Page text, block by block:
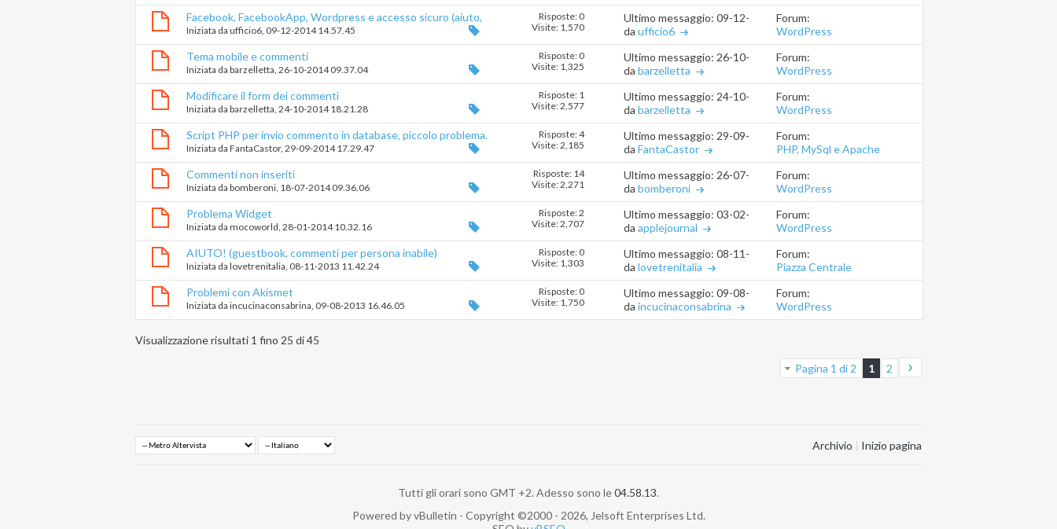
Facebook, FacebookApp, Wordpress e accesso sicuro (aiuto,
ho fatto un casino)
Iniziata da ufficio6 ‎, 09-12-2014 14.57.45
Risposte: 0
Visite: 1,570
Ultimo messaggio: 09-12-201414.57.45
da ufficio6
Forum:
WordPress
Tema mobile e commenti
Iniziata da barzelletta ‎, 26-10-2014 09.37.04
Risposte: 0
Visite: 1,325
Ultimo messaggio: 26-10-201409.37.04
da barzelletta
Forum:
WordPress
Modificare il form dei commenti
Iniziata da barzelletta ‎, 24-10-2014 18.21.28
Risposte: 1
Visite: 2,577
Ultimo messaggio: 24-10-201423.26.55
da barzelletta
Forum:
WordPress
Script PHP per invio commento in database, piccolo problema.
Iniziata da FantaCastor‎, 29-09-2014 17.29.47
Risposte: 4
Visite: 2,185
Ultimo messaggio: 29-09-201422.15.44
da FantaCastor
Forum:
PHP, MySql e Apache
(.htaccess)
Commenti non inseriti
Iniziata da bomberoni ‎, 18-07-2014 09.36.06
Risposte: 14
Visite: 2,271
Ultimo messaggio: 26-07-201410.50.49
da bomberoni
Forum:
WordPress
Problema Widget
Iniziata da mocoworld ‎, 28-01-2014 10.32.16
Risposte: 2
Visite: 2,707
Ultimo messaggio: 03-02-201411.32.09
da applejournal
Forum:
WordPress
AIUTO! (guestbook, commenti per persona inabile)
Iniziata da lovetrenitalia ‎, 08-11-2013 11.42.24
Risposte: 0
Visite: 1,303
Ultimo messaggio: 08-11-201311.42.24
da lovetrenitalia
Forum:
Piazza Centrale
Problemi con Akismet
Iniziata da incucinaconsabrina ‎, 09-08-2013 16.46.05
Risposte: 0
Visite: 1,750
Ultimo messaggio: 09-08-201316.46.05
da incucinaconsabrina
Forum:
WordPress
Visualizzazione risultati 1 fino 25 di 45
Pagina 1 di 2 1 2
Archivio | Inizio pagina
Tutti gli orari sono GMT +2. Adesso sono le04.58.13.
Powered by vBulletin - Copyright ©2000 - 2026, Jelsoft Enterprises Ltd.